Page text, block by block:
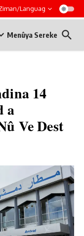
Languag
Menûya Sereke
14
a
Ve Dest